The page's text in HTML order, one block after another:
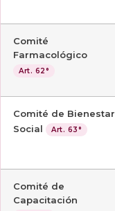
Comité
Farmacológico
Art. 62°
Comité de Bienestar
Social
Art. 63°
Comité de
Capacitación